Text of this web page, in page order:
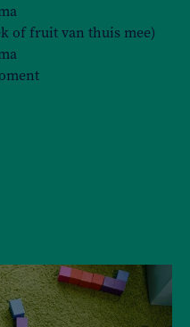
of fruit van thuis mee)